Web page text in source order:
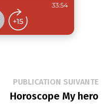
:
PUBLICATION SUIVANTE
Horoscope My hero